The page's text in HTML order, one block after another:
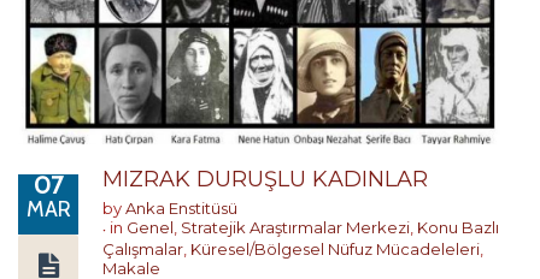
07
MAR
MIZRAK DURUŞLU KADINLAR
byAnka Enstitüsü
in Genel Stratejik Araştırmalar Merkezi Konu Bazlı
Çalışmalar Küresel/Bölgesel Nüfuz Mücadeleleri
Makale